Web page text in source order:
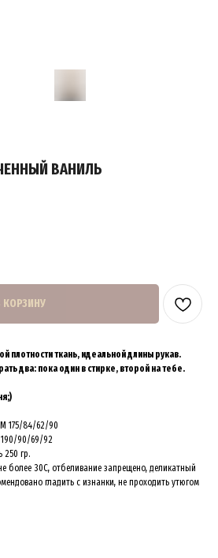
ВАНИЛЬ
КОРЗИНУ
плотности ткань, идеальной длины рукав.
два: пока один в стирке, второй на тебе.
175/84/62/90
190/90/69/92
250 гр.
более 30C, отбеливание запрещено, деликатный
гладить с изнанки, не проходить утюгом